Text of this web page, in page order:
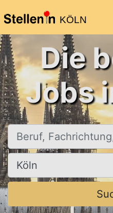
KÖLN
Die
Jobs
Beruf, Fachrichtung, Firma
Ort, Stadt